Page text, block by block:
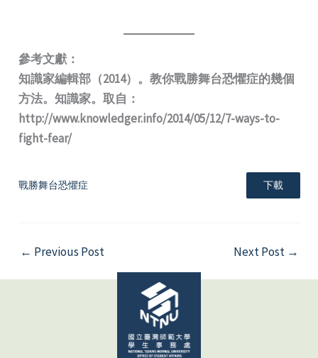
參考文獻：
知識家編輯部（2014）。教你戰勝舞台恐懼症的幾個
方法。知識家。取自：
http://www.knowledger.info/2014/05/12/7-ways-to-
fight-fear/
戰勝舞台恐懼症 下載
← Previous Post Next Post →